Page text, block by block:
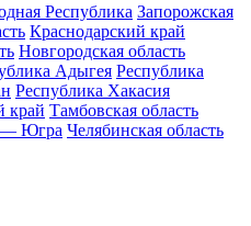
Республика Запорожская
Краснодарский край
Новгородская область
Адыгея Республика
Республика Хакасия
край Тамбовская область
— Югра Челябинская область